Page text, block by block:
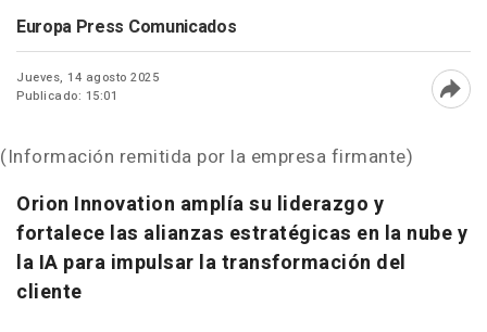
Europa Press Comunicados
Jueves, 14 agosto 2025
Publicado: 15:01
(Información remitida por la empresa firmante)
Orion Innovation amplía su liderazgo y
fortalece las alianzas estratégicas en la nube y
la IA para impulsar la transformación del
cliente